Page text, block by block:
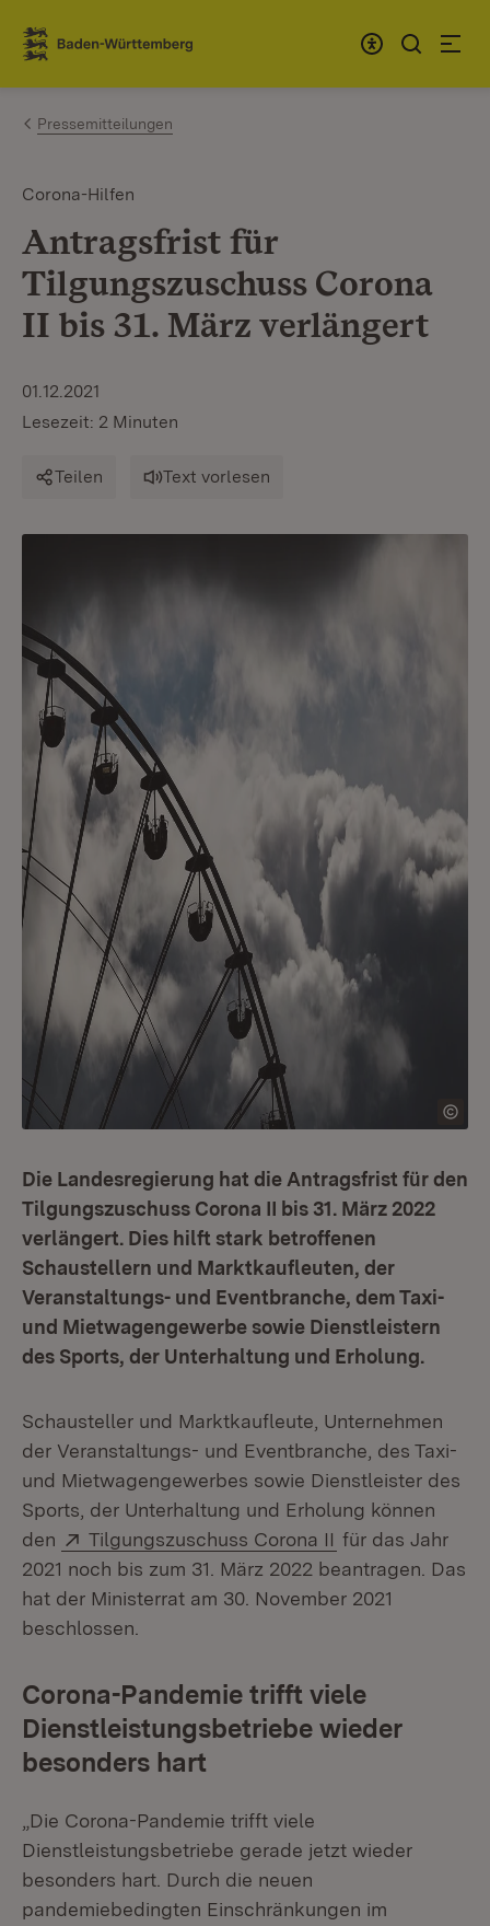
Zum Inhalt springen
Link zur Startseite
Pressemitteilungen
Corona-Hilfen
Antragsfrist für
Tilgungszuschuss Corona
II bis 31. März verlängert
01.12.2021
Lesezeit: 2 Minuten
Teilen Text vorlesen
Die Landesregierung hat die Antragsfrist für den
Tilgungszuschuss Corona II bis 31. März 2022
verlängert. Dies hilft stark betroffenen
Schaustellern und Marktkaufleuten, der
Veranstaltungs- und Eventbranche, dem Taxi-
und Mietwagengewerbe sowie Dienstleistern
des Sports, der Unterhaltung und Erholung.
Schausteller und Marktkaufleute, Unternehmen
der Veranstaltungs- und Eventbranche, des Taxi-
und Mietwagengewerbes sowie Dienstleister des
Sports, der Unterhaltung und Erholung können
den
Extern:
Tilgungszuschuss Corona II (Öffnet in
für das Jahr
2021 noch bis zum 31. März 2022 beantragen. Das
hat der Ministerrat am 30. November 2021
beschlossen.
Corona-Pandemie trifft viele
Dienstleistungsbetriebe wieder
besonders hart
„Die Corona-Pandemie trifft viele
Dienstleistungsbetriebe gerade jetzt wieder
besonders hart. Durch die neuen
pandemiebedingten Einschränkungen im